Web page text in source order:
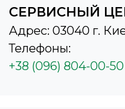
СЕРВИСНЫЙ
Адрес: 03040 г.
Телефоны:
+38 (096) 804-00-50